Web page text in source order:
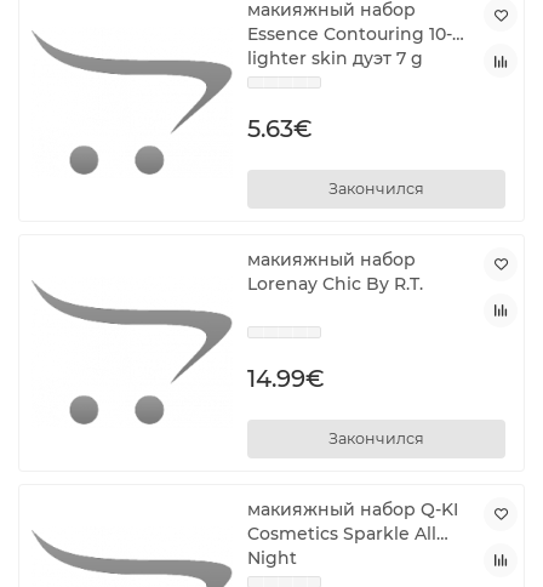
макияжный набор
Essence Contouring 10-
lighter skin дуэт 7 g
5.63€
Закончился
макияжный набор
Lorenay Chic By R.T.
14.99€
Закончился
макияжный набор Q-KI
Cosmetics Sparkle All
Night